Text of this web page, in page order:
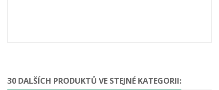
30 DALŠÍCH PRODUKTŮ VE STEJNÉ KATEGORII: